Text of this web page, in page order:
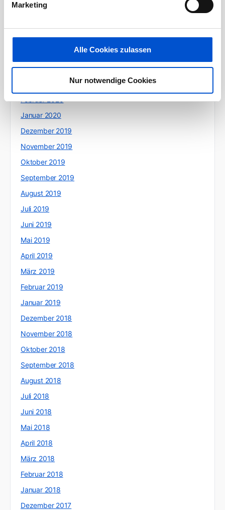
Marketing
Alle Cookies zulassen
Nur notwendige Cookies
August 2020
Juni 2020
April 2020
Februar 2020
Januar 2020
Dezember 2019
November 2019
Oktober 2019
September 2019
August 2019
Juli 2019
Juni 2019
Mai 2019
April 2019
März 2019
Februar 2019
Januar 2019
Dezember 2018
November 2018
Oktober 2018
September 2018
August 2018
Juli 2018
Juni 2018
Mai 2018
April 2018
März 2018
Februar 2018
Januar 2018
Dezember 2017